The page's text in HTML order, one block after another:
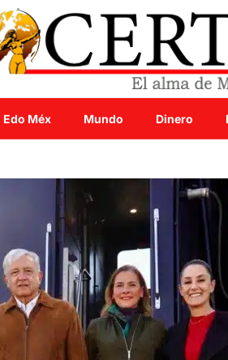
Edo Méx Mundo Dinero